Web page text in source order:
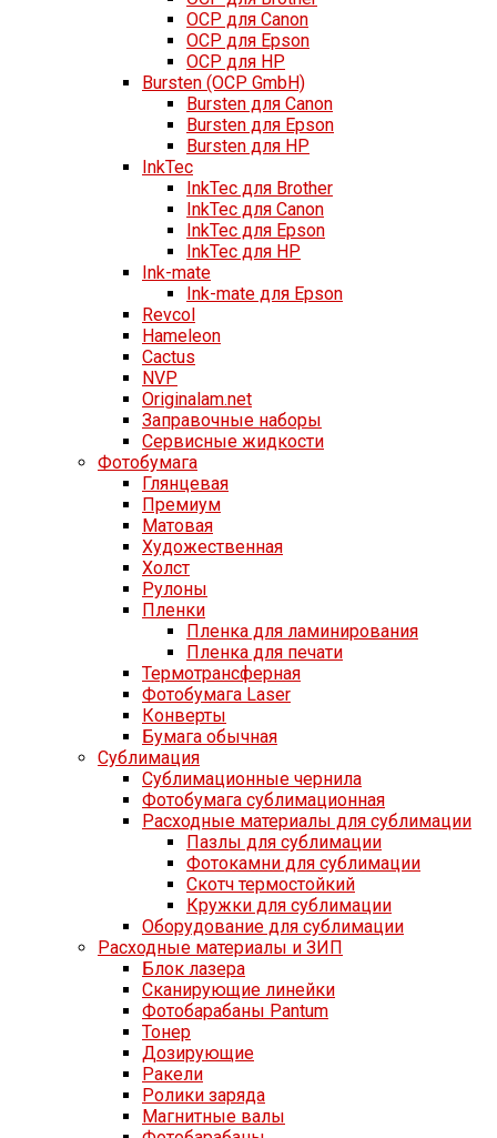
OCP для Canon
OCP для Epson
OCP для HP
Bursten (OCP GmbH)
Bursten для Canon
Bursten для Epson
Bursten для HP
InkTec
InkTec для Brother
InkTec для Canon
InkTec для Epson
InkTec для HP
Ink-mate
Ink-mate для Epson
Revcol
Hameleon
Cactus
NVP
Originalam.net
Заправочные наборы
Сервисные жидкости
Фотобумага
Глянцевая
Премиум
Матовая
Художественная
Холст
Рулоны
Пленки
Пленка для ламинирования
Пленка для печати
Термотрансферная
Фотобумага Laser
Конверты
Бумага обычная
Сублимация
Сублимационные чернила
Фотобумага сублимационная
Расходные материалы для сублимации
Пазлы для сублимации
Фотокамни для сублимации
Скотч термостойкий
Кружки для сублимации
Оборудование для сублимации
Расходные материалы и ЗИП
Блок лазера
Сканирующие линейки
Фотобарабаны Pantum
Тонер
Дозирующие
Ракели
Ролики заряда
Магнитные валы